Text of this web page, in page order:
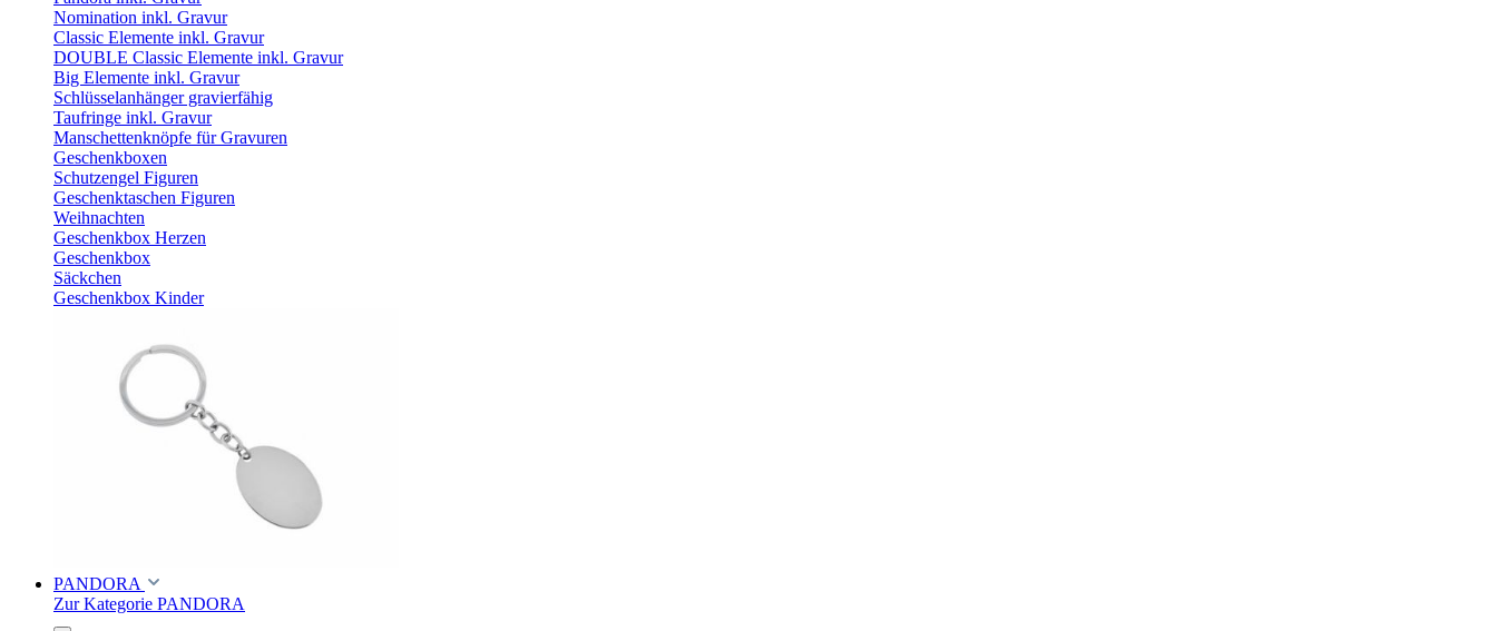
Nomination inkl. Gravur
Classic Elemente inkl. Gravur
DOUBLE Classic Elemente inkl. Gravur
Big Elemente inkl. Gravur
Schlüsselanhänger gravierfähig
Taufringe inkl. Gravur
Manschettenknöpfe für Gravuren
Geschenkboxen
Schutzengel Figuren
Geschenktaschen Figuren
Weihnachten
Geschenkbox Herzen
Geschenkbox
Säckchen
Geschenkbox Kinder
PANDORA
Zur Kategorie PANDORA